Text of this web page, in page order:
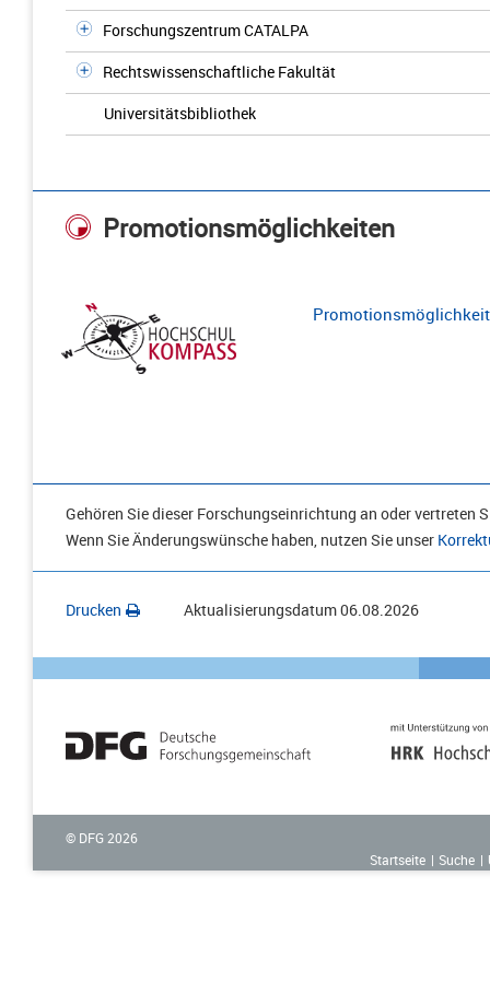
Forschungszentrum CATALPA
Rechtswissenschaftliche Fakultät
Universitätsbibliothek
Promotionsmöglichkeiten
Gehören Sie dieser Forschungseinrichtung an oder vertreten
Wenn Sie Änderungswünsche haben, nutzen Sie unser
Drucken Aktualisierungsdatum06.08.2026
© DFG 2026
Startseite
Suche